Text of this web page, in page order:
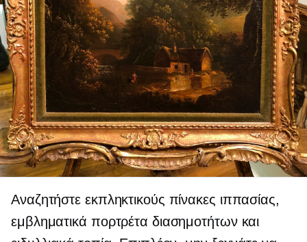
Αναζητήστε εκπληκτικούς πίνακες ιππασίας,
εμβληματικά πορτρέτα διασημοτήτων και